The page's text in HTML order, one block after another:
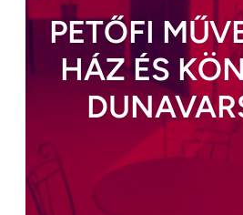
PETŐFI
HÁZ ÉS